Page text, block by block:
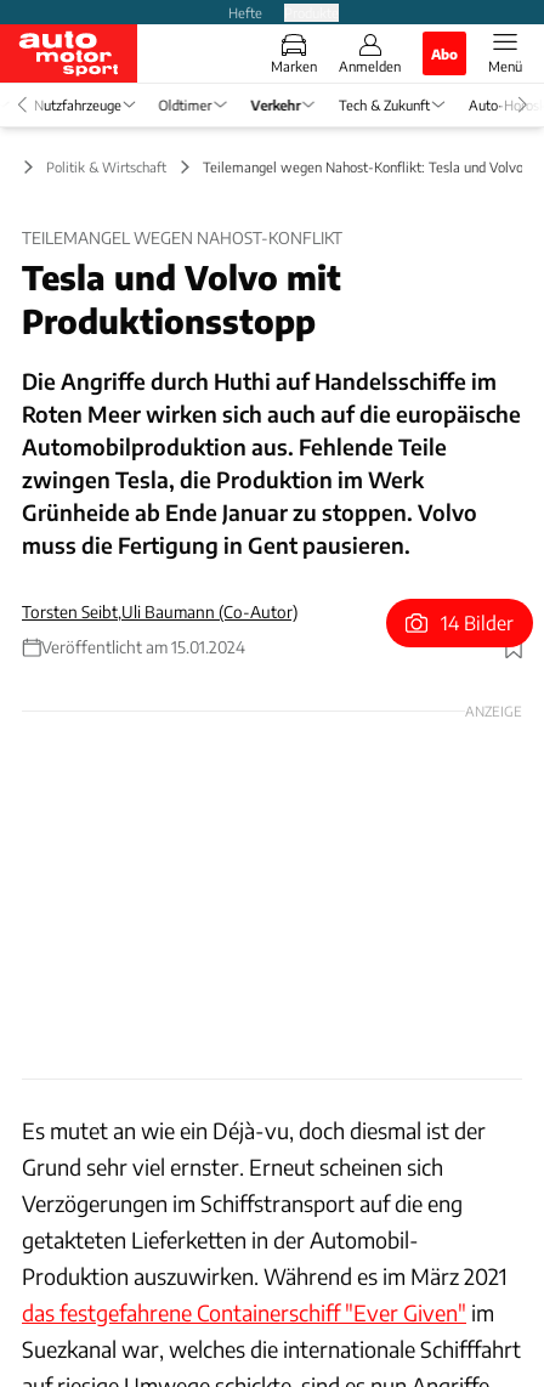
Hefte
Marken Anmelden
Abo
Menü
Nutzfahrzeuge Oldtimer Verkehr Tech & Zukunft Auto-
Politik & Wirtschaft Teilemangel wegen Nahost-Konflikt: Tesla und Volvo
TEILEMANGEL WEGEN NAHOST-KONFLIKT
Tesla und Volvo mit
Produktionsstopp
Die Angriffe durch Huthi auf Handelsschiffe im
Roten Meer wirken sich auch auf die europäische
Automobilproduktion aus. Fehlende Teile
zwingen Tesla, die Produktion im Werk
Grünheide ab Ende Januar zu stoppen. Volvo
muss die Fertigung in Gent pausieren.
Torsten Seibt,Uli Baumann (Co-Autor)
Veröffentlicht am 15.01.2024
Foto: Tesla
14 Bilder
ANZEIGE
Es mutet an wie ein Déjà-vu, doch diesmal ist der
Grund sehr viel ernster. Erneut scheinen sich
Verzögerungen im Schiffstransport auf die eng
getakteten Lieferketten in der Automobil-
Produktion auszuwirken. Während es im März 2021
das festgefahrene Containerschiff "Ever Given" im
Suezkanal war, welches die internationale Schifffahrt